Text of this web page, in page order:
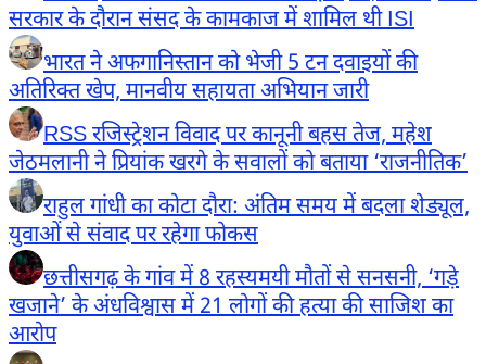
सरकार के दौरान संसद के कामकाज में शामिल थी ISI
भारत ने अफगानिस्तान को भेजी 5 टन दवाइयों की
अतिरिक्त खेप, मानवीय सहायता अभियान जारी
RSS रजिस्ट्रेशन विवाद पर कानूनी बहस तेज, महेश
जेठमलानी ने प्रियांक खरगे के सवालों को बताया ‘राजनीतिक’
राहुल गांधी का कोटा दौरा: अंतिम समय में बदला शेड्यूल,
युवाओं से संवाद पर रहेगा फोकस
छत्तीसगढ़ के गांव में 8 रहस्यमयी मौतों से सनसनी, ‘गड़े
खजाने’ के अंधविश्वास में 21 लोगों की हत्या की साजिश का
आरोप